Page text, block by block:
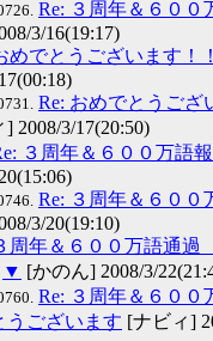
Re: ３周年＆６００
3/16(19:17)
めでとうございます！！
Re: おめでとうござ
] 2008/3/17(20:50)
３周年＆６００万語
Re: ３周年＆６００
3/20(19:10)
周年＆６００万語通
▼ [かのん] 2008/3/
Re: ３周年＆６０
うございます [ナビィ]